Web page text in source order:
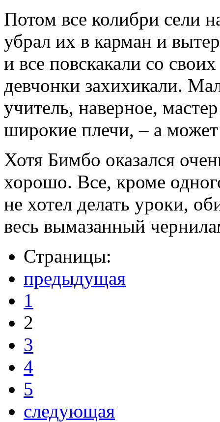
Потом все колибри сели
убрал их в карман и
и все повскакали со
девчонки захихикали.
учитель, наверное,
широкие плечи, – а
Хотя Бимбо оказался
хорошо. Все, кроме
не хотел делать уроки,
весь вымазанный
Страницы:
предыдущая
1
2
3
4
5
следующая